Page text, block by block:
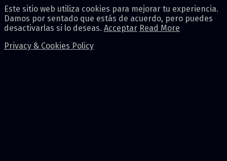
Este sitio web utiliza cookies para mejorar tu experiencia.
Damos por sentado que estás de acuerdo, pero puedes
desactivarlas si lo deseas. Acceptar Read More
Privacy & Cookies Policy